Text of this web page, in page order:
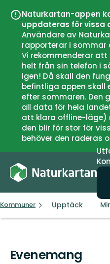
Naturkartan-appen
uppdateras för vissa
Användare av
rapporterar i sommar
Vi rekommenderar
helt från sin telefon i
igen! Då skall den
befintliga appen skall
efter sommaren. Den
all data för hela
att klara offline-läge)
den blir för stor för
behöver den raderas
Kommuner Rana
Upptäck
Evenemang